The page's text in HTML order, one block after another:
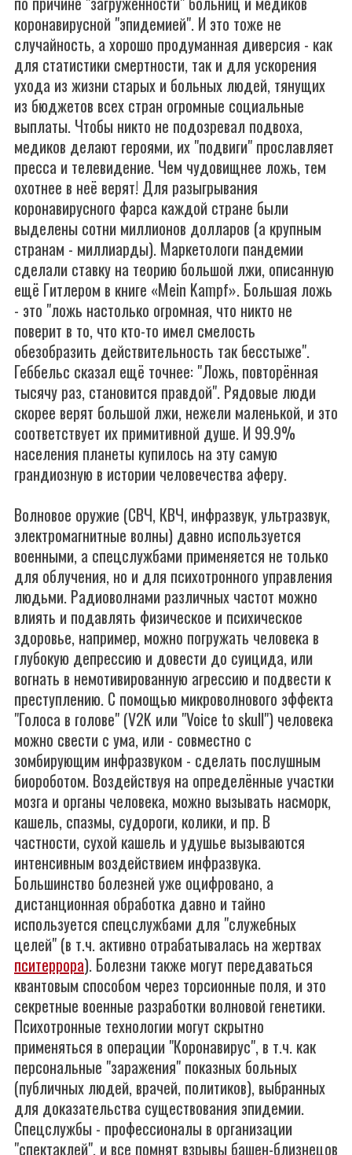
коронавирусной "эпидемией". И это тоже не
случайность, а хорошо продуманная диверсия - как
для статистики смертности, так и для ускорения
ухода из жизни старых и больных людей, тянущих
из бюджетов всех стран огромные социальные
выплаты. Чтобы никто не подозревал подвоха,
медиков делают героями, их "подвиги" прославляет
пресса и телевидение. Чем чудовищнее ложь, тем
охотнее в неё верят! Для разыгрывания
коронавирусного фарса каждой стране были
выделены сотни миллионов долларов (а крупным
странам - миллиарды). Маркетологи пандемии
сделали ставку на теорию большой лжи, описанную
ещё Гитлером в книге «Mein Kampf». Большая ложь
- это "ложь настолько огромная, что никто не
поверит в то, что кто-то имел смелость
обезобразить действительность так бесстыже".
Геббельс сказал ещё точнее: "Ложь, повторённая
тысячу раз, становится правдой". Рядовые люди
скорее верят большой лжи, нежели маленькой, и это
соответствует их примитивной душе. И 99.9%
населения планеты купилось на эту самую
грандиозную в истории человечества аферу.
Волновое оружие (СВЧ, КВЧ, инфразвук, ультразвук,
электромагнитные волны) давно используется
военными, а спецслужбами применяется не только
для облучения, но и для психотронного управления
людьми. Радиоволнами различных частот можно
влиять и подавлять физическое и психическое
здоровье, например, можно погружать человека в
глубокую депрессию и довести до суицида, или
вогнать в немотивированную агрессию и подвести к
преступлению. С помощью микроволнового эффекта
"Голоса в голове" (V2K или "Voice to skull") человека
можно свести с ума, или - совместно с
зомбирующим инфразвуком - сделать послушным
биороботом. Воздействуя на определённые участки
мозга и органы человека, можно вызывать насморк,
кашель, спазмы, судороги, колики, и пр. В
частности, сухой кашель и удушье вызываются
интенсивным воздействием инфразвука.
Большинство болезней уже оцифровано, а
дистанционная обработка давно и тайно
используется спецслужбами для "служебных
целей" (в т.ч. активно отрабатывалась на жертвах
пситеррора). Болезни также могут передаваться
квантовым способом через торсионные поля, и это
секретные военные разработки волновой генетики.
Психотронные технологии могут скрытно
применяться в операции "Коронавирус", в т.ч. как
персональные "заражения" показных больных
(публичных людей, врачей, политиков), выбранных
для доказательства существования эпидемии.
Спецслужбы - профессионалы в организации
"спектаклей", и все помнят взрывы башен-близнецов